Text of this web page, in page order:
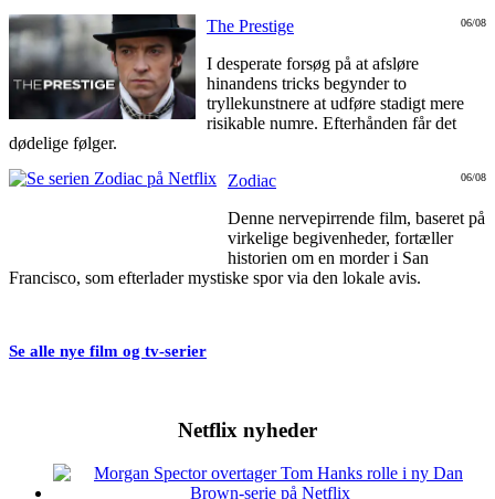
06/08
The Prestige
I desperate forsøg på at afsløre
hinandens tricks begynder to
tryllekunstnere at udføre stadigt mere
risikable numre. Efterhånden får det
dødelige følger.
06/08
Zodiac
Denne nervepirrende film, baseret på
virkelige begivenheder, fortæller
historien om en morder i San
Francisco, som efterlader mystiske spor via den lokale avis.
Se alle nye film og tv-serier
Netflix nyheder